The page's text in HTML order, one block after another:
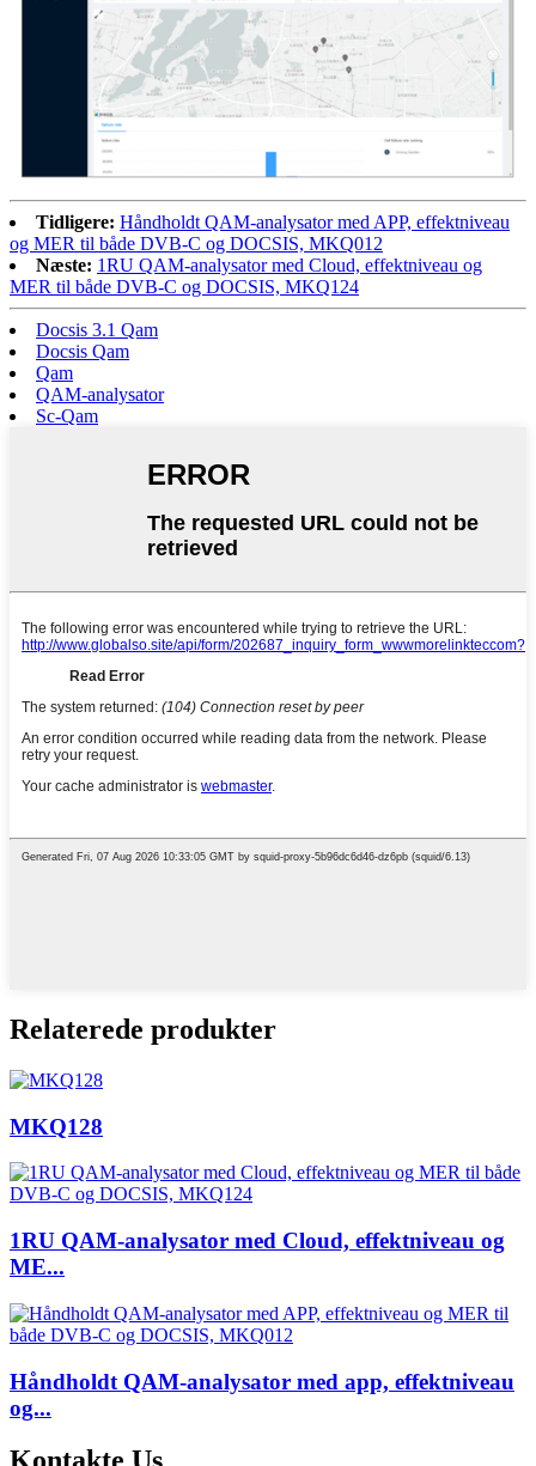
Tidligere: Håndholdt QAM-analysator med APP, effektniveau
og MER til både DVB-C og DOCSIS, MKQ012
Næste: 1RU QAM-analysator med Cloud, effektniveau og
MER til både DVB-C og DOCSIS, MKQ124
Docsis 3.1 Qam
Docsis Qam
Qam
QAM-analysator
Sc-Qam
Relaterede produkter
MKQ128
1RU QAM-analysator med Cloud, effektniveau og
ME...
Håndholdt QAM-analysator med app, effektniveau
og...